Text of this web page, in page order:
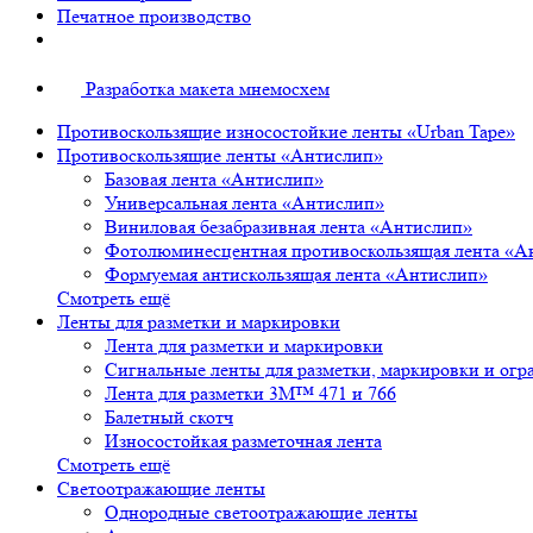
Печатное производство
Разработка макета мнемосхем
Противоскользящие износостойкие ленты «Urban Tape»
Противоскользящие ленты «Антислип»
Базовая лента «Антислип»
Универсальная лента «Антислип»
Виниловая безабразивная лента «Антислип»
Фотолюминесцентная противоскользящая лента
Формуемая антискользящая лента «Антислип»
Смотреть ещё
Ленты для разметки и маркировки
Лента для разметки и маркировки
Сигнальные ленты для разметки, маркировки и
Лента для разметки 3М™ 471 и 766
Балетный скотч
Износостойкая разметочная лента
Смотреть ещё
Светоотражающие ленты
Однородные светоотражающие ленты